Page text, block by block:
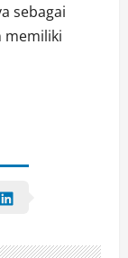
sebagai
memiliki